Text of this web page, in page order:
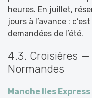
heures. En juillet,
jours à l’avance :
demandées de l’été.
4.3. Croisières
Normandes
Manche Iles Express